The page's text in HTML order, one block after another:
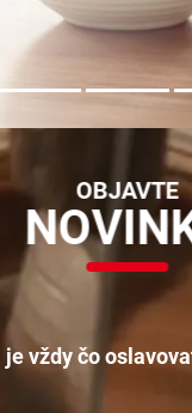
OBJAVTE
je vždy čo